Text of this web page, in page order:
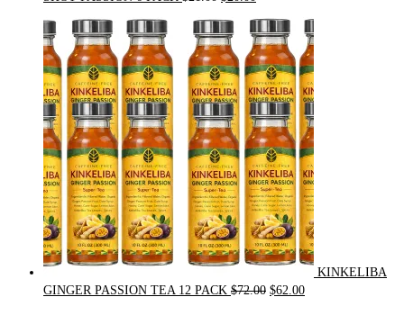
was:
$21.00.
is:
$20.00.
KINKELIBA
GINGER PASSION TEA 12 PACK $72.00 Original
$62.00Current